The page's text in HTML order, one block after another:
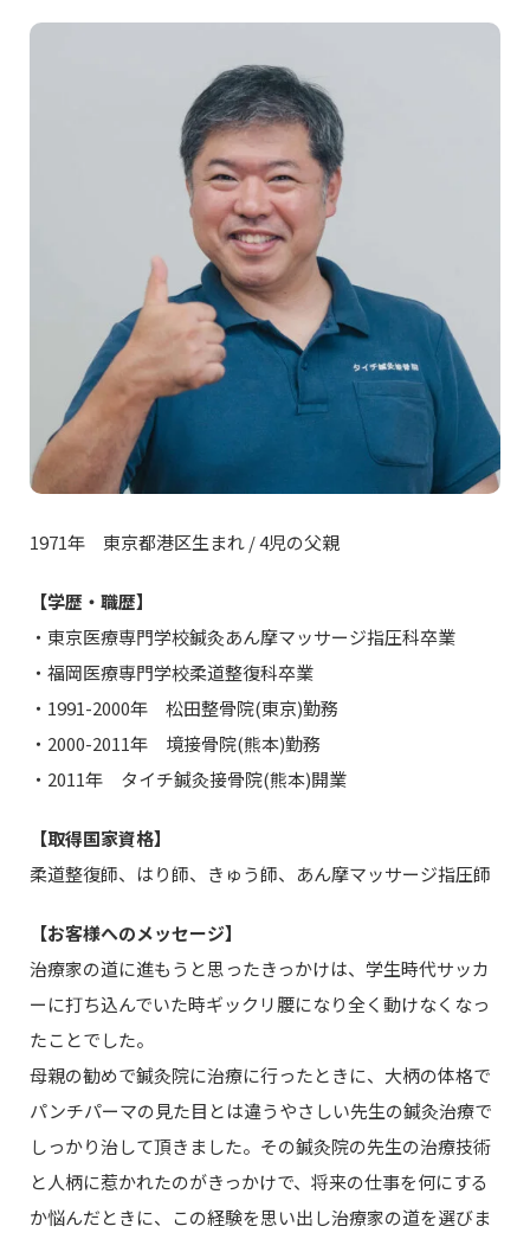
1971年 東京都港区生まれ / 4児の父親
【学歴・職歴】
・東京医療専門学校鍼灸あん摩マッサージ指圧科卒業
・福岡医療専門学校柔道整復科卒業
・1991-2000年 松田整骨院(東京)勤務
・2000-2011年 境接骨院(熊本)勤務
・2011年 タイチ鍼灸接骨院(熊本)開業
【取得国家資格】
柔道整復師、はり師、きゅう師、あん摩マッサージ指圧師
【お客様へのメッセージ】
治療家の道に進もうと思ったきっかけは、学生時代サッカ
ーに打ち込んでいた時ギックリ腰になり全く動けなくなっ
たことでした。
母親の勧めで鍼灸院に治療に行ったときに、大柄の体格で
パンチパーマの見た目とは違うやさしい先生の鍼灸治療で
しっかり治して頂きました。その鍼灸院の先生の治療技術
と人柄に惹かれたのがきっかけで、将来の仕事を何にする
か悩んだときに、この経験を思い出し治療家の道を選びま